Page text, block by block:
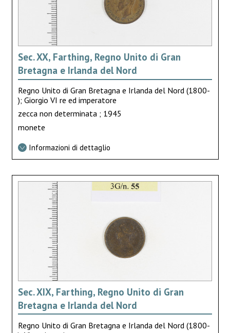
Sec. XX, Farthing, Regno Unito di Gran
Bretagna e Irlanda del Nord
Regno Unito di Gran Bretagna e Irlanda del Nord (1800-
); Giorgio VI re ed imperatore
zecca non determinata ; 1945
monete
Informazioni di dettaglio
Sec. XIX, Farthing, Regno Unito di Gran
Bretagna e Irlanda del Nord
Regno Unito di Gran Bretagna e Irlanda del Nord (1800-